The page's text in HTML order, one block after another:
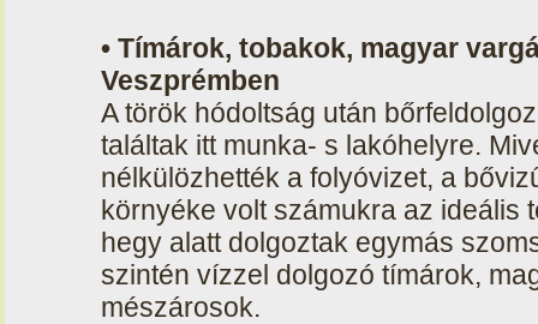
• Tímárok, tobakok, magyar
Veszprémben
A török hódoltság után
találtak itt munka- s lakóhelyre.
nélkülözhették a folyóvizet, a
környéke volt számukra az ideális
hegy alatt dolgoztak egymás
szintén vízzel dolgozó tímárok,
mészárosok.